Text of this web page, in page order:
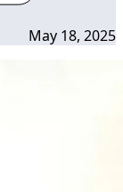
May 18, 2025